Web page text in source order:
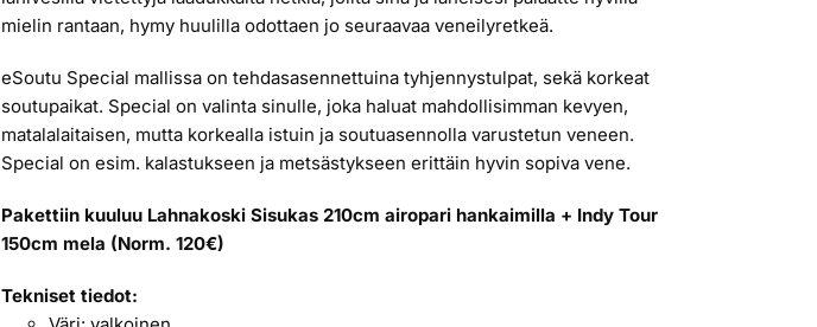
mielin rantaan, hymy huulilla odottaen jo seuraavaa veneilyretkeä.
eSoutu Special mallissa on tehdasasennettuina tyhjennystulpat, sekä korkeat
soutupaikat. Special on valinta sinulle, joka haluat mahdollisimman kevyen,
matalalaitaisen, mutta korkealla istuin ja soutuasennolla varustetun veneen.
Special on esim. kalastukseen ja metsästykseen erittäin hyvin sopiva vene.
Pakettiin kuuluu Lahnakoski Sisukas 210cm airopari hankaimilla + Indy Tour
150cm mela (Norm. 120€)
Tekniset tiedot: